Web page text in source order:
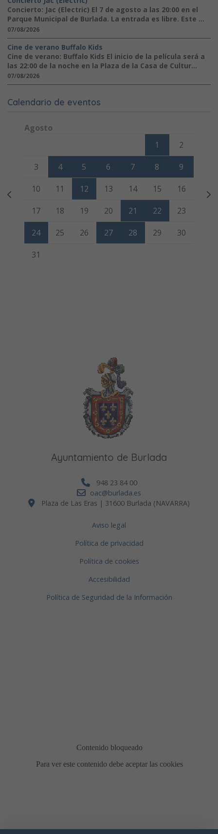
Concierto: Jac (Electric) El 7 de agosto a las 20:00 en el
Parque Municipal de Burlada. La entrada es libre. Este ...
07/08/2026
Cine de verano Buffalo Kids
Cine de verano: Buffalo Kids El inicio de la película será a
las 22:00 de la noche en la Plaza de la Casa de Cultur...
07/08/2026
Calendario de eventos
Agosto
Viernes Sábado
1 2
3 4 5 6 7 8 9
10 11 12 13 14 15 16
17 18 19 20 21 22 23
24 25 26 27 28 29 30
31
Ayuntamiento de Burlada
948 23 84 00
oac@burlada.es
Plaza de Las Eras | 31600 Burlada (NAVARRA)
Aviso legal
Política de privacidad
Política de cookies
Accesibilidad
Política de Seguridad de la Información